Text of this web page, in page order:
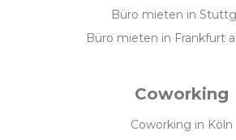
Büro mieten in
Büro mieten in Frankfurt
Coworking
Coworking in Köln